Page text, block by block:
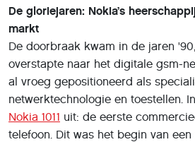
De gloriejaren: Nokia’s
markt
De doorbraak kwam in de jaren
overstapte naar het digitale gsm-
al vroeg gepositioneerd als
netwerktechnologie en toestellen.
Nokia 1011 uit: de eerste
telefoon. Dit was het begin van een